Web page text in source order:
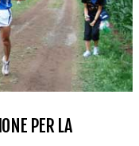
PER LA